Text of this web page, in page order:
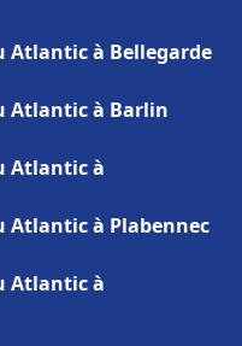
Atlantic à Bellegarde
Atlantic à Barlin
Atlantic à
Atlantic à Plabennec
Atlantic à